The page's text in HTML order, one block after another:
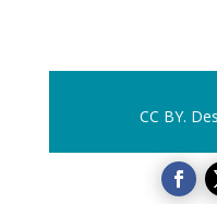
CC BY.